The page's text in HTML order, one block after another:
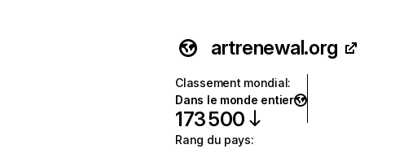
artrenewal.org
Classement mondial:
Dans le monde entier
173 500
Rang du pays: